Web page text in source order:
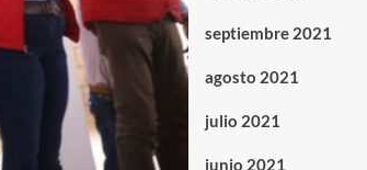
septiembre 2021
agosto 2021
julio 2021
junio 2021